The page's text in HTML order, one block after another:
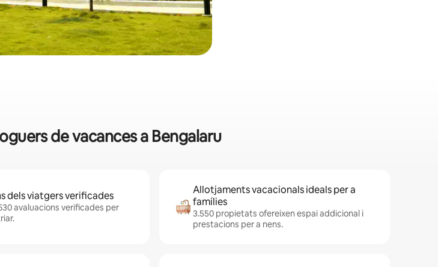
de vacances a Bengalaru
dels viatgers verificades
avaluacions verificades per
Allotjaments vacacionals ideals per a
famílies
3.550 propietats ofereixen espai addicional i
prestacions per a nens.